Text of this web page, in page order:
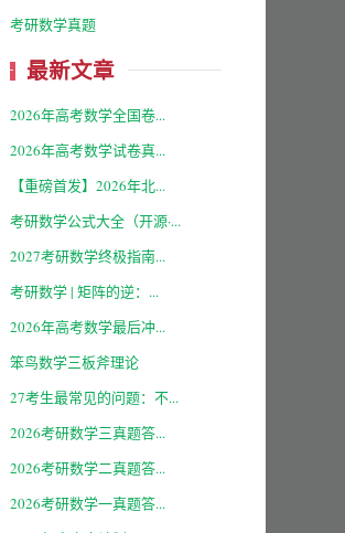
考研数学真题
最新文章
2026年高考数学全国卷...
2026年高考数学试卷真...
【重磅首发】2026年北...
考研数学公式大全（开源·...
2027考研数学终极指南...
考研数学 | 矩阵的逆：...
2026年高考数学最后冲...
笨鸟数学三板斧理论
27考生最常见的问题：不...
2026考研数学三真题答...
2026考研数学二真题答...
2026考研数学一真题答...